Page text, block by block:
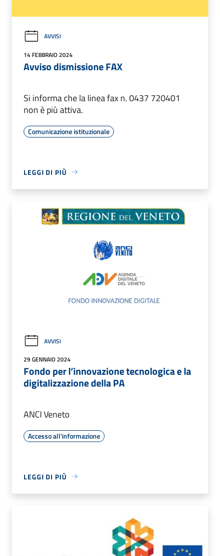
AVVISI
14 FEBBRAIO 2024
Avviso dismissione FAX
Si informa che la linea fax n. 0437 720401
non è più attiva.
Comunicazione istituzionale
LEGGI DI PIÙ
AVVISI
29 GENNAIO 2024
Fondo per l’innovazione tecnologica e la
digitalizzazione della PA
ANCI Veneto
Accesso all'informazione
LEGGI DI PIÙ